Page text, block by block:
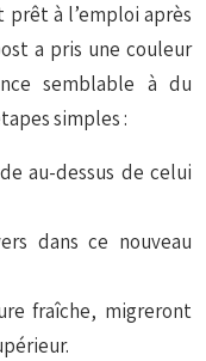
à l’emploi après
a pris une couleur
semblable à du
simples :
au-dessus de celui
dans ce nouveau
fraîche, migreront